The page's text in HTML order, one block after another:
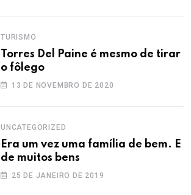
TURISMO
Torres Del Paine é mesmo de tirar
o fôlego
13 DE NOVEMBRO DE 2020
UNCATEGORIZED
Era um vez uma família de bem. E
de muitos bens
25 DE JANEIRO DE 2019